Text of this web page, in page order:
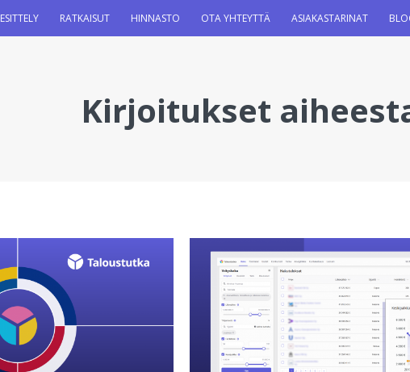
ESITTELY RATKAISUT HINNASTO OTA YHTEYTTÄ ASIAKASTARINAT
Kirjoitukset